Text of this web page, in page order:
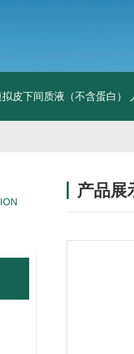
拟皮下间质液（不含蛋白）
产品展